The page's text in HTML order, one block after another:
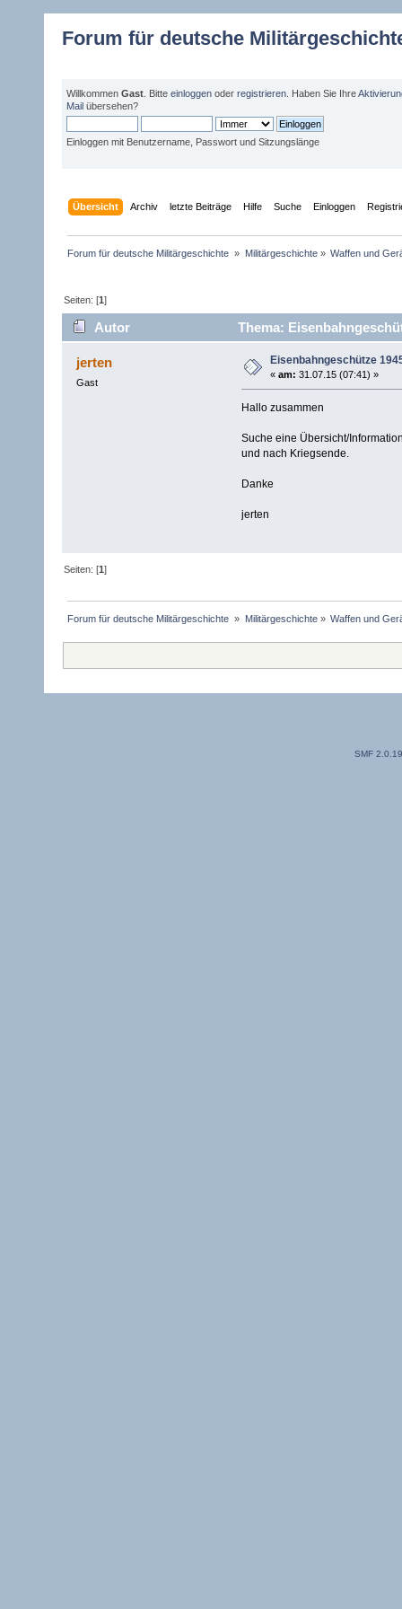
Forum für deutsche
Willkommen Gast . Bitte einloggen oder registrieren . Haben Sie Ihre
Mail übersehen?
Einloggen mit Benutzername, Passwort und Sitzungslänge
Übersicht Archiv letzte Beiträge Hilfe Suche Einloggen
Forum für deutsche Militärgeschichte » Militärgeschichte» Waffen und
Seiten: [1]
Autor Thema:
jerten
Gast
Eisenbahngeschütze
« am: 31.07.15 (07:41) »
Hallo zusammen
Suche eine Übersicht/
und nach Kriegsende.
Danke
jerten
Seiten: [1]
Forum für deutsche Militärgeschichte » Militärgeschichte» Waffen und
SMF 2.0.19